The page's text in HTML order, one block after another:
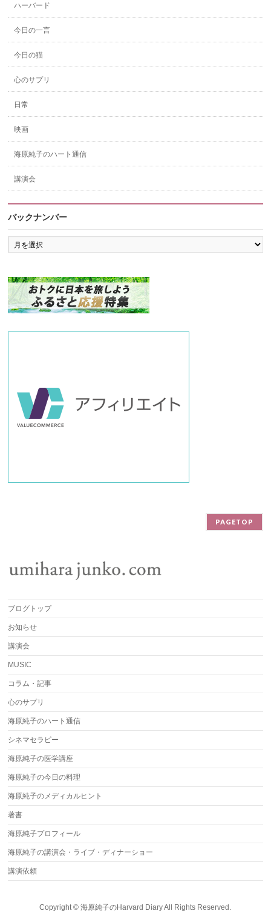
ハーバード
今日の一言
今日の猫
心のサプリ
日常
映画
海原純子のハート通信
講演会
バックナンバー
バ
ッ
ン
バ
ー
PAGETOP
ブログトップ
お知らせ
講演会
MUSIC
コラム・記事
心のサプリ
海原純子のハート通信
シネマセラピー
海原純子の医学講座
海原純子の今日の料理
海原純子のメディカルヒント
著書
海原純子プロフィール
海原純子の講演会・ライブ・ディナーショー
講演依頼
Copyright ©海原純子のHarvard DiaryAll Rights Reserved.